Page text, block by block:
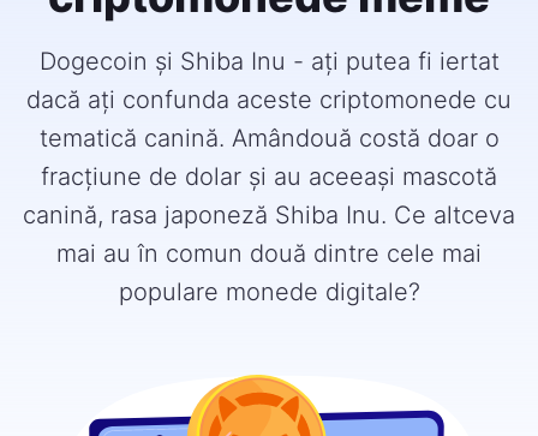
Dogecoin și Shiba Inu - ați putea fi iertat
dacă ați confunda aceste criptomonede cu
tematică canină. Amândouă costă doar o
fracțiune de dolar și au aceeași mascotă
canină, rasa japoneză Shiba Inu. Ce altceva
mai au în comun două dintre cele mai
populare monede digitale?